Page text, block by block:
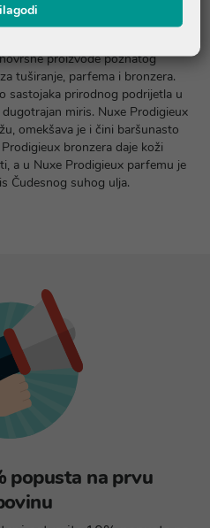
proizvode poznatog
tuširanje, parfema i bronzera.
sastojaka prirodnog podrijetla u
miris. Nuxe Prodigieux
omekšava je i čini baršunasto
bronzera daje koži
a u Nuxe Prodigieux parfemu je
Čudesnog suhog ulja.
popusta na prvu